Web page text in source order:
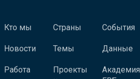
Кто мы
Новости
Работа
Страны
Темы
Проекты
События
Данные
Академия